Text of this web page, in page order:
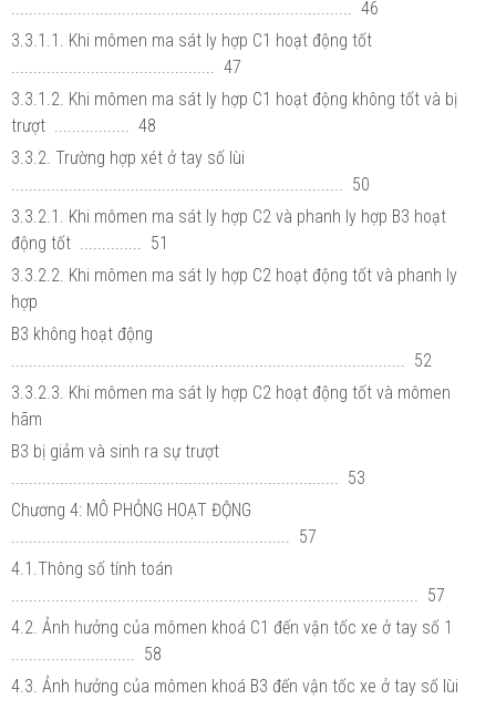
............................................................................. 46
3.3.1.1. Khi mômen ma sát ly hợp C1 hoạt động tốt
.............................................. 47
3.3.1.2. Khi mômen ma sát ly hợp C1 hoạt động không tốt và bị
trượt ................. 48
3.3.2. Trường hợp xét ở tay số lùi
........................................................................... 50
3.3.2.1. Khi mômen ma sát ly hợp C2 và phanh ly hợp B3 hoạt
động tốt .............. 51
3.3.2.2. Khi mômen ma sát ly hợp C2 hoạt động tốt và phanh ly
hợp
B3 không hoạt động
......................................................................................... 52
3.3.2.3. Khi mômen ma sát ly hợp C2 hoạt động tốt và mômen
hãm
B3 bị giảm và sinh ra sự trượt
.......................................................................... 53
Chương 4: MÔ PHỎNG HOẠT ĐỘNG
............................................................... 57
4.1.Thông số tính toán
............................................................................................ 57
4.2. Ảnh hưởng của mômen khoá C1 đến vận tốc xe ở tay số 1
............................ 58
4.3. Ảnh hưởng của mômen khoá B3 đến vận tốc xe ở tay số lùi